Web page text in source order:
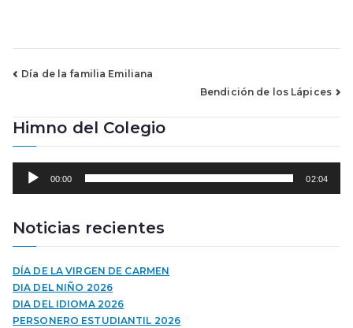
Navegación
de
entradas
Día de la familia Emiliana
Bendición de los Lápices
Himno del Colegio
o
u
c
t
o
00:00 02:04
Noticias recientes
DÍA DE LA VIRGEN DE CARMEN
DIA DEL NIÑO 2026
DIA DEL IDIOMA 2026
PERSONERO ESTUDIANTIL 2026